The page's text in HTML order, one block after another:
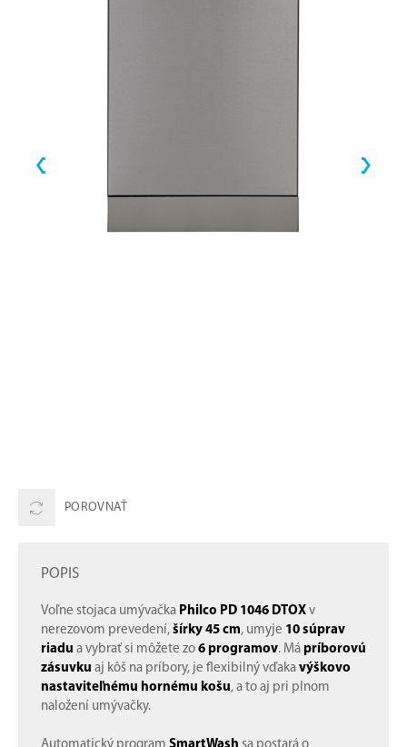
POROVNAŤ
POPIS
Voľne stojaca umývačka Philco PD 1046 DTOX v
nerezovom prevedení, šírky 45 cm, umyje 10 súprav
riadu a vybrať si môžete zo 6 programov. Má príborovú
zásuvku aj kôš na príbory, je flexibilný vďaka výškovo
nastaviteľnému hornému košu, a to aj pri plnom
naložení umývačky.